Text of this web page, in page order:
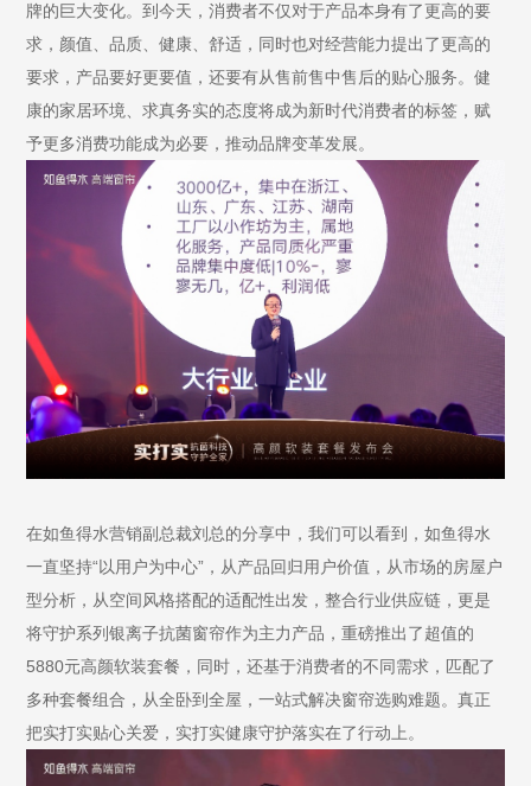
牌的巨大变化。到今天，消费者不仅对于产品本身有了更高的要
求，颜值、品质、健康、舒适，同时也对经营能力提出了更高的
要求，产品要好更要值，还要有从售前售中售后的贴心服务。健
康的家居环境、求真务实的态度将成为新时代消费者的标签，赋
予更多消费功能成为必要，推动品牌变革发展。
在如鱼得水营销副总裁刘总的分享中，我们可以看到，如鱼得水
一直坚持“以用户为中心”，从产品回归用户价值，从市场的房屋户
型分析，从空间风格搭配的适配性出发，整合行业供应链，更是
将守护系列银离子抗菌窗帘作为主力产品，重磅推出了超值的
5880元高颜软装套餐，同时，还基于消费者的不同需求，匹配了
多种套餐组合，从全卧到全屋，一站式解决窗帘选购难题。真正
把实打实贴心关爱，实打实健康守护落实在了行动上。